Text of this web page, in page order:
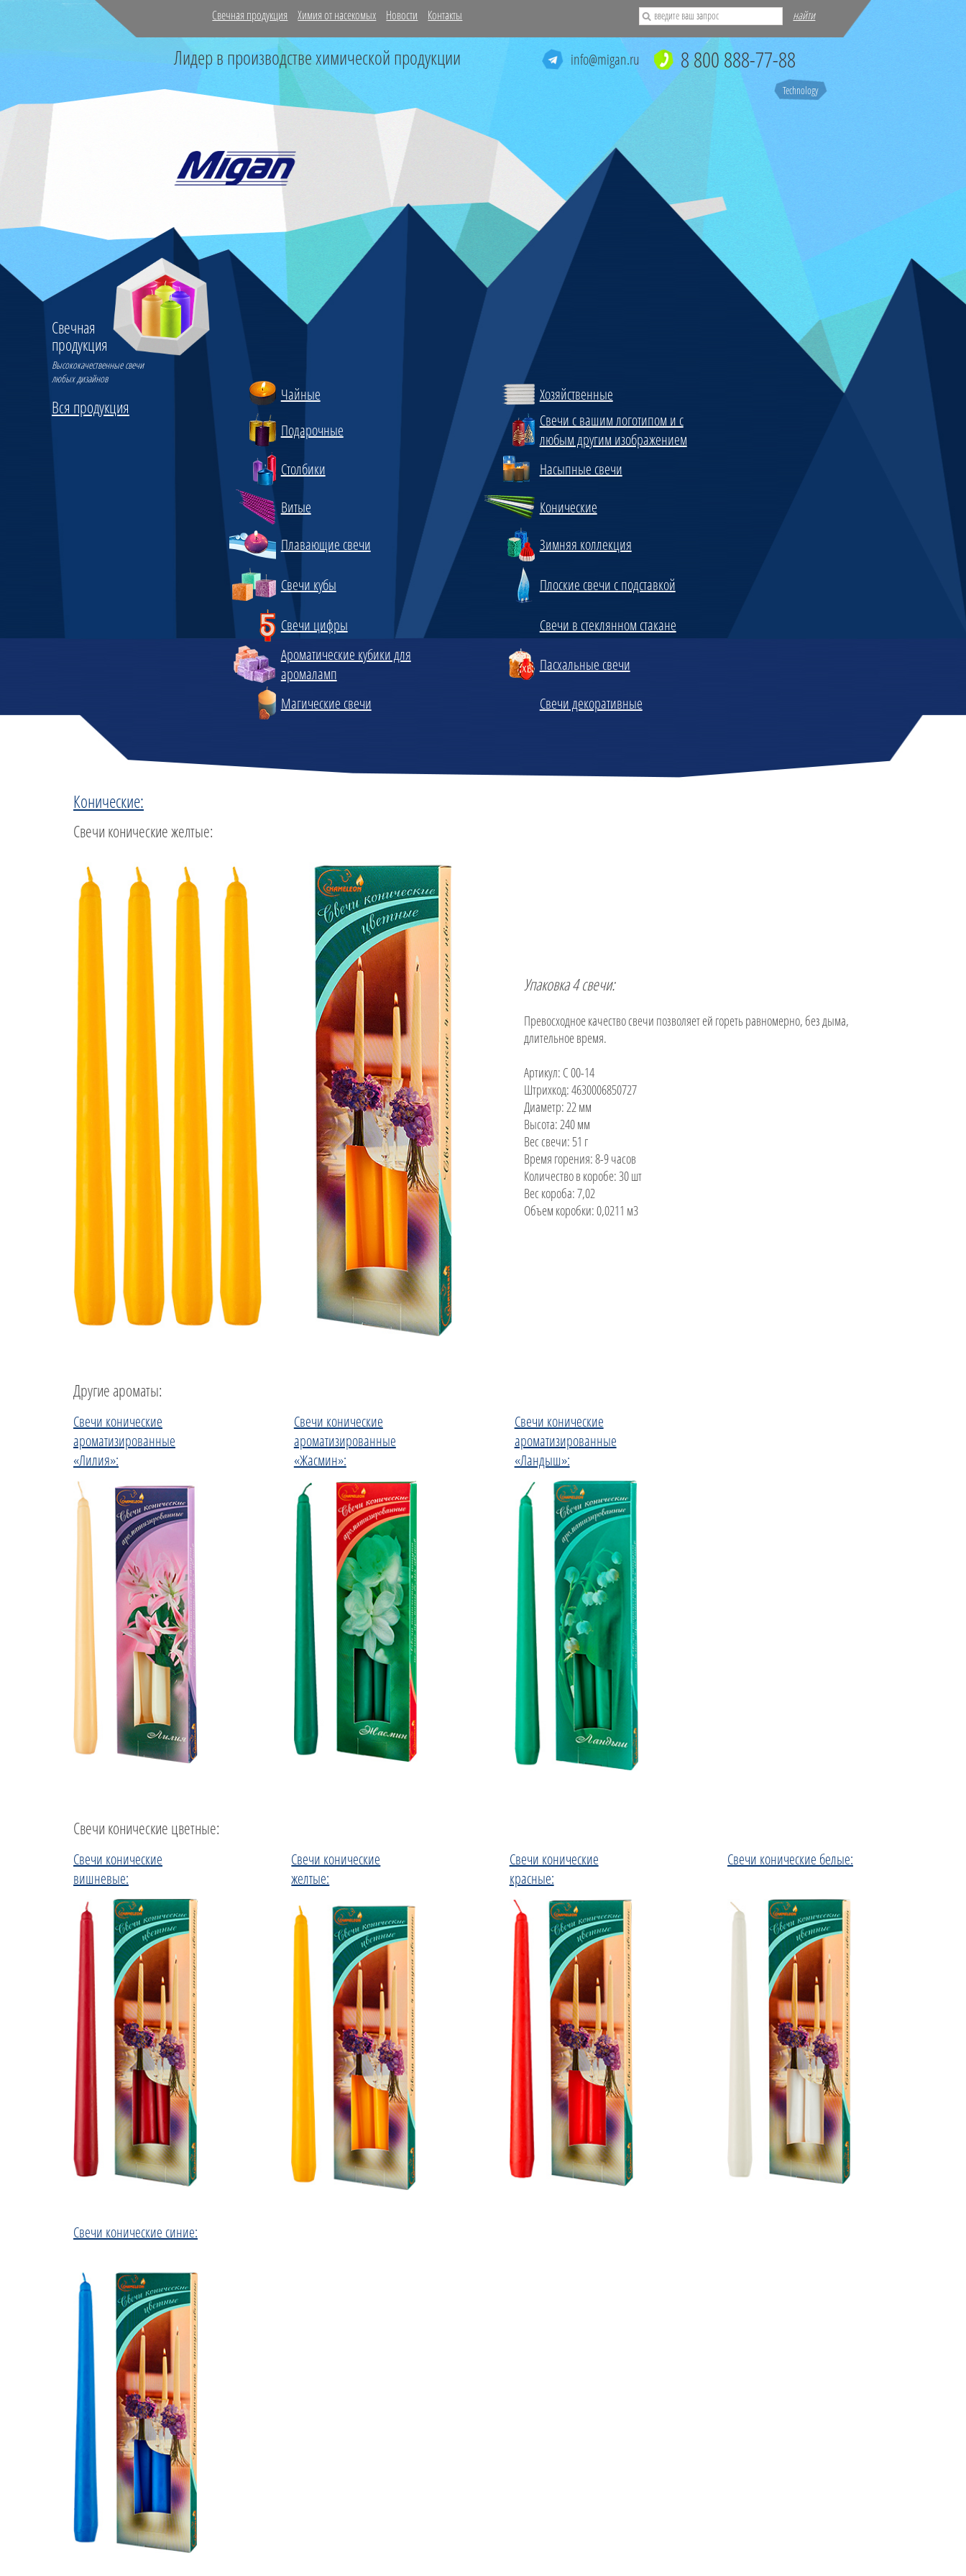
Свечная продукция Химия от насекомых Новости Контакты найти
Лидер в производстве химической продукции info@migan.ru 8 800 888-77-88
Technology
Свечная
продукция
Высококачественные свечи
любых дизайнов
Вся продукция
Чайные
Хозяйственные
Подарочные
Свечи с вашим логотипом и с
любым другим изображением
Столбики
Насыпные свечи
Витые
Конические
Плавающие свечи
Зимняя коллекция
Свечи кубы Плоские свечи с подставкой
Свечи цифры
Свечи в стеклянном стакане
Ароматические кубики для
аромаламп
Пасхальные свечи
Магические свечи
Свечи декоративные
Конические:
Свечи конические желтые:
Упаковка 4 свечи:
Превосходное качество свечи позволяет ей гореть равномерно, без дыма,
длительное время.
Артикул: С 00-14
Штрихкод: 4630006850727
Диаметр: 22 мм
Высота: 240 мм
Вес свечи: 51 г
Время горения: 8-9 часов
Количество в коробе: 30 шт
Вес короба: 7,02
Объем коробки: 0,0211 м3
Другие ароматы:
Свечи конические
ароматизированные
«Лилия»:
Свечи конические
ароматизированные
«Жасмин»:
Свечи конические
ароматизированные
«Ландыш»:
Свечи конические цветные:
Свечи конические
вишневые:
Свечи конические
желтые:
Свечи конические
красные:
Свечи конические белые:
Свечи конические синие: